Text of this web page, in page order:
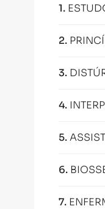
1.
2.
3.
4.
5.
6.
7.